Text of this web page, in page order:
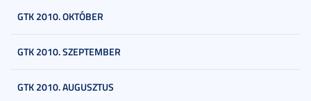
GTK 2010. OKTÓBER
GTK 2010. SZEPTEMBER
GTK 2010. AUGUSZTUS